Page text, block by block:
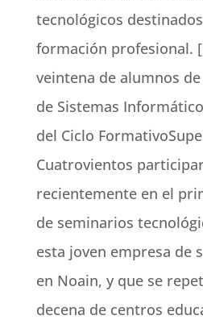
tecnológicos
formación profesional.
veintena de alumnos
de Sistemas
del Ciclo
Cuatrovientos
recientemente en el
de seminarios
esta joven empresa de
en Noain, y que se
decena de centros